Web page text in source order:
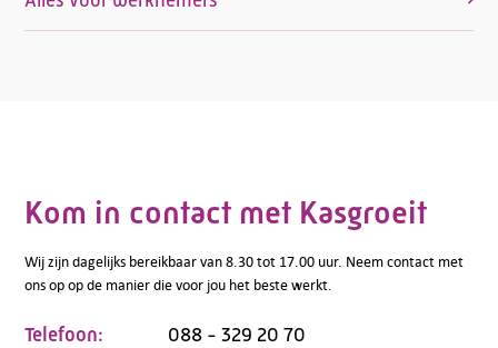
Kom in contact met Kasgroeit
Wij zijn dagelijks bereikbaar van 8.30 tot 17.00 uur. Neem contact met
ons op op de manier die voor jou het beste werkt.
Telefoon:
088 - 329 20 70